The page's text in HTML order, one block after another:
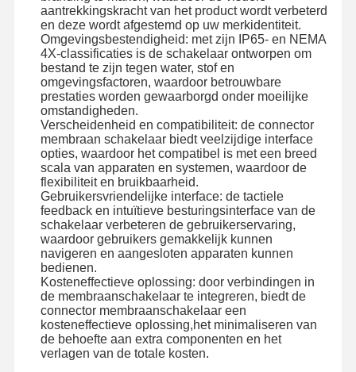
aantrekkingskracht van het product wordt verbeterd
en deze wordt afgestemd op uw merkidentiteit.
Omgevingsbestendigheid: met zijn IP65- en NEMA
4X-classificaties is de schakelaar ontworpen om
bestand te zijn tegen water, stof en
omgevingsfactoren, waardoor betrouwbare
prestaties worden gewaarborgd onder moeilijke
omstandigheden.
Verscheidenheid en compatibiliteit: de connector
membraan schakelaar biedt veelzijdige interface
opties, waardoor het compatibel is met een breed
scala van apparaten en systemen, waardoor de
flexibiliteit en bruikbaarheid.
Gebruikersvriendelijke interface: de tactiele
feedback en intuïtieve besturingsinterface van de
schakelaar verbeteren de gebruikerservaring,
waardoor gebruikers gemakkelijk kunnen
navigeren en aangesloten apparaten kunnen
bedienen.
Kosteneffectieve oplossing: door verbindingen in
de membraanschakelaar te integreren, biedt de
connector membraanschakelaar een
kosteneffectieve oplossing,het minimaliseren van
de behoefte aan extra componenten en het
verlagen van de totale kosten.